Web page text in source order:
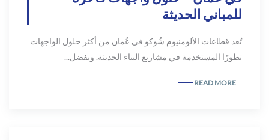
للمباني الحديثة
تُعد قطاعات الألومنيوم شُوكو في عُمان من أكثر حلول الواجهات
تطورًا المستخدمة في مشاريع البناء الحديثة. وبفضل...
READ MORE